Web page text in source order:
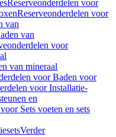
Reserveonderdelen voor
Reserveonderdelen voor
van
van
voor
van mineraal
voor Baden voor
voor Installatie-
en
Sets voeten en sets
Verder